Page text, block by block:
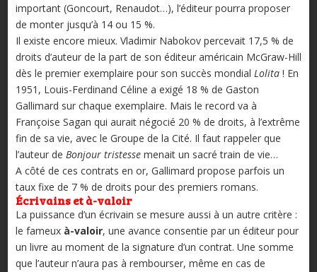
important (Goncourt, Renaudot…), l’éditeur pourra proposer
de monter jusqu’à 14 ou 15 %.
Il existe encore mieux. Vladimir Nabokov percevait 17,5 % de
droits d’auteur de la part de son éditeur américain McGraw-Hill
dès le premier exemplaire pour son succès mondial Lolita ! En
1951, Louis-Ferdinand Céline a exigé 18 % de Gaston
Gallimard sur chaque exemplaire. Mais le record va à
Françoise Sagan qui aurait négocié 20 % de droits, à l’extrême
fin de sa vie, avec le Groupe de la Cité. Il faut rappeler que
l’auteur de Bonjour tristesse menait un sacré train de vie…
A côté de ces contrats en or, Gallimard propose parfois un
taux fixe de 7 % de droits pour des premiers romans.
Écrivains et à-valoir
La puissance d’un écrivain se mesure aussi à un autre critère :
le fameux à-valoir, une avance consentie par un éditeur pour
un livre au moment de la signature d’un contrat. Une somme
que l’auteur n’aura pas à rembourser, même en cas de